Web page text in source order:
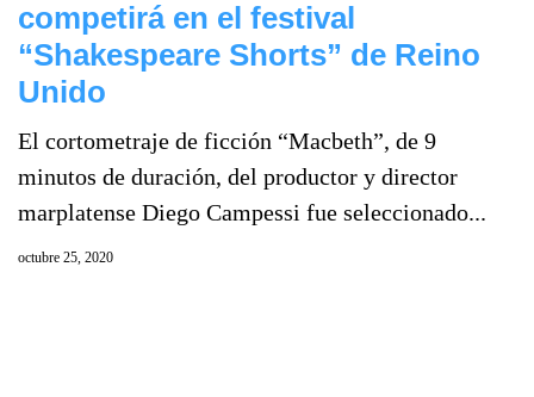
competirá en el festival
“Shakespeare Shorts” de Reino
Unido
El cortometraje de ficción “Macbeth”, de 9
minutos de duración, del productor y director
marplatense Diego Campessi fue seleccionado...
octubre 25, 2020